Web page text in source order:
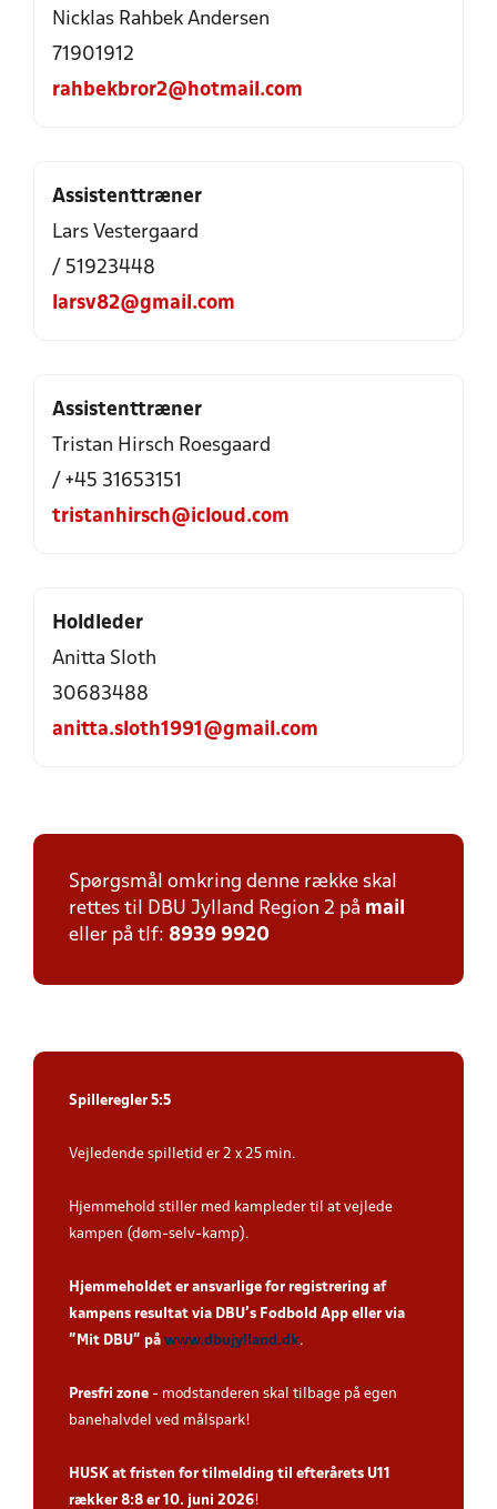
Nicklas Rahbek Andersen
71901912
rahbekbror2@hotmail.com
Assistenttræner
Lars Vestergaard
/ 51923448
larsv82@gmail.com
Assistenttræner
Tristan Hirsch Roesgaard
/ +45 31653151
tristanhirsch@icloud.com
Holdleder
Anitta Sloth
30683488
anitta.sloth1991@gmail.com
Spørgsmål omkring denne række skal
rettes til DBU Jylland Region 2 på mail
eller på tlf: 8939 9920
Spilleregler 5:5
Vejledende spilletid er 2 x 25 min.
Hjemmehold stiller med kampleder til at vejlede
kampen (døm-selv-kamp).
Hjemmeholdet er ansvarlige for registrering af
kampens resultat via DBU’s Fodbold App eller via
”Mit DBU” på www.dbujylland.dk.
Presfri zone - modstanderen skal tilbage på egen
banehalvdel ved målspark!
HUSK at fristen for tilmelding til efterårets U11
rækker 8:8 er 10. juni 2026!